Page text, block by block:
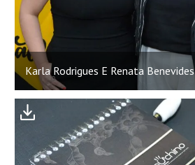
;
Karla Rodrigues E Renata Benevides